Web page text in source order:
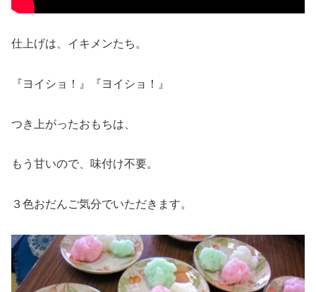
仕上げは、イキメンたち。
『ヨイショ！』『ヨイショ！』
つき上がったおもちは、
もう甘いので、味付け不要。
３色おだんご気分でいただきます。